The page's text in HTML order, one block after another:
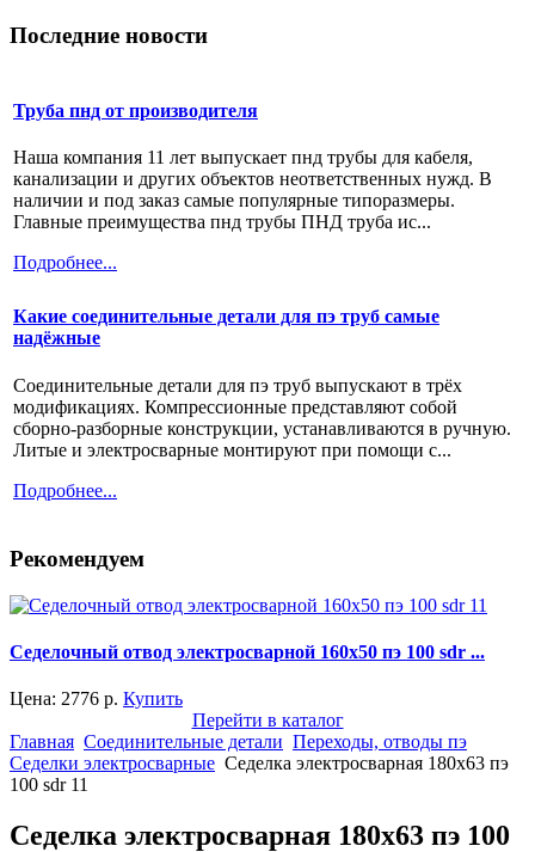
Последние новости
Труба пнд от производителя
Наша компания 11 лет выпускает пнд трубы для кабеля,
канализации и других объектов неответственных нужд. В
наличии и под заказ самые популярные типоразмеры.
Главные преимущества пнд трубы ПНД труба ис...
Подробнее...
Какие соединительные детали для пэ труб самые
надёжные
Соединительные детали для пэ труб выпускают в трёх
модификациях. Компрессионные представляют собой
сборно-разборные конструкции, устанавливаются в ручную.
Литые и электросварные монтируют при помощи с...
Подробнее...
Рекомендуем
Седелочный отвод электросварной 160x50 пэ 100 sdr ...
Цена: 2776 р. Купить
Перейти в каталог
Главная Соединительные детали Переходы, отводы пэ
Седелки электросварные Седелка электросварная 180x63 пэ
100 sdr 11
Седелка электросварная 180x63 пэ 100